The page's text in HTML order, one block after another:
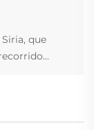
que
futuras
y...